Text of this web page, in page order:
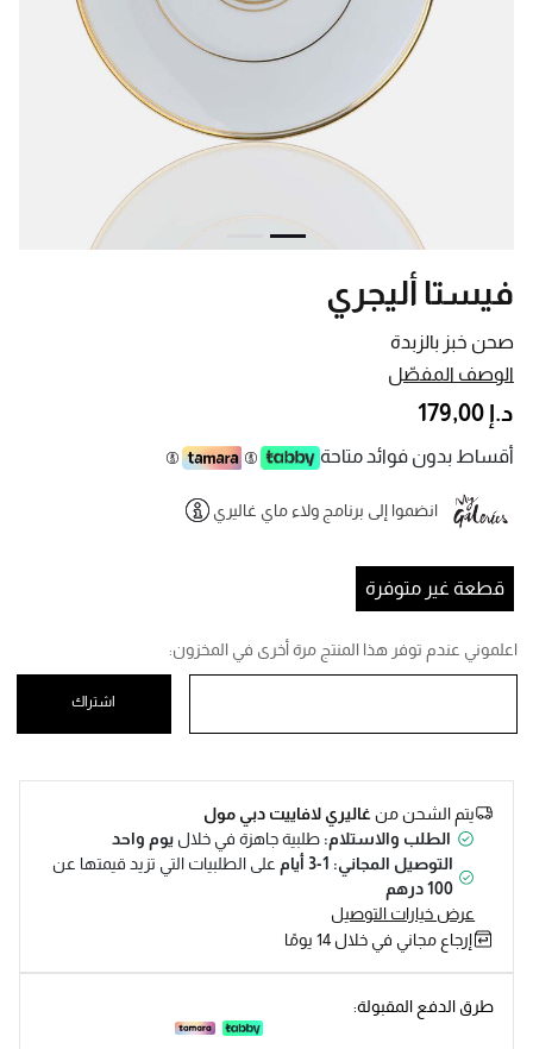
صحن خبز بالزبدة
فيستا أليجري
الوصف المفصّل
د.إ 179,00
أقساط بدون فوائد متاحة
انضموا إلى برنامج ولاء ماي غاليري
قطعة غير متوفرة
اعلموني عندم توفر هذا المنتج مرة أخرى في المخزون:
اشتراك
يتم الشحن منغاليري لافاييت دبي مول
الطلب والاستلام: طلبية جاهزة في خلال يوم واحد
التوصيل المجاني: 1-3 أيام
على الطلبيات التي تزيد قيمتها عن
100 درهم
عرض خيارات التوصيل
إرجاع مجاني في خلال 14 يومًا
طرق الدفع المقبولة: